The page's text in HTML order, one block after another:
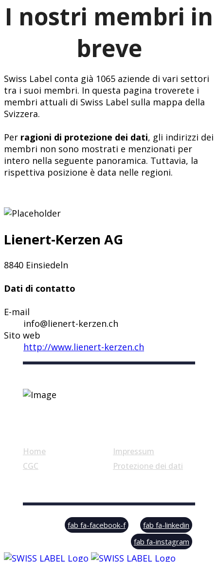
I nostri membri in
breve
Swiss Label conta già 1065 aziende di vari settori
tra i suoi membri. In questa pagina troverete i
membri attuali di Swiss Label sulla mappa della
Svizzera.
Per ragioni di protezione dei dati, gli indirizzi dei
membri non sono mostrati e menzionati per
intero nella seguente panoramica. Tuttavia, la
rispettiva posizione è data nelle regioni.
Lienert-Kerzen AG
8840 Einsiedeln
Dati di contatto
E-mail
info@lienert-kerzen.ch
Sito web
http://www.lienert-kerzen.ch
Home
CGC
Impressum
Protezione dei dati
© Swiss Label, All rights reserved
fab fa-facebook-f
fab fa-linkedin
fab fa-instagram